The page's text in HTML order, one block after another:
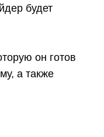
будет
он готов
а также